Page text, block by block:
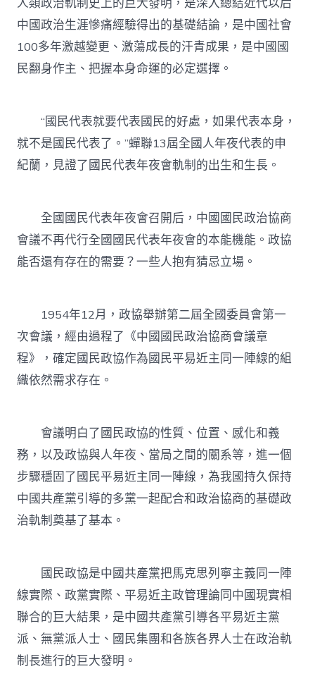
中國政治生涯慘痛經驗得出的基礎結論，是中國社會
100多年激越變更、激蕩成長的汗青成果，是中國國
民翻身作主、把握本身命運的必定選擇。
“國民代表就要代表國民的好處，如果代表本身，
就不是國民代表了。”蟬聯13屆全國人年夜代表的申
紀蘭，見證了國民代表年夜會軌制的出生和生長。
全國國民代表年夜會召開后，中國國民政治協商
會議不再代行全國國民代表年夜會的本能機能。政協
能否還有存在的需要？一些人抱有猜忌立場。
1954年12月，政協舉辦第二屆全國委員會第一
次會議，經由過程了《中國國民政治協商會議章
程》，確定國民政協作為國民平易近主同一陣線的組
織依然需求存在。
會議明白了國民政協的性質、位置、感化和義
務，以及政協與人年夜、當局之間的關系等，進一個
步驟穩固了國民平易近主同一陣線，為我國持久保持
中國共產黨引導的多黨一起配合和政治協商的基礎政
治軌制奠基了基本。
國民政協是中國共產黨把馬克思列寧主義同一陣
線實際、政黨實際、平易近主政管理論同中國現實相
聯合的巨大結果，是中國共產黨引導各平易近主黨
派、無黨派人士、國民集團和各族各界人士在政治軌
制長進行的巨大發明。